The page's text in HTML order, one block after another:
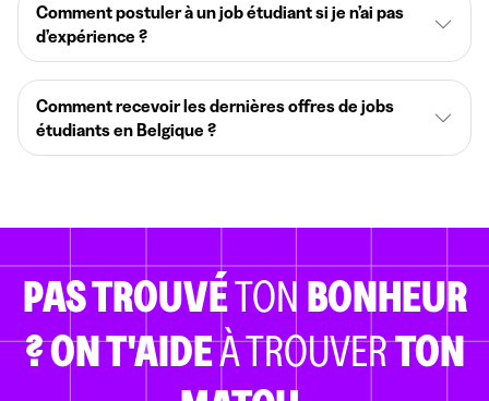
Comment postuler à un job étudiant si je n’ai pas
d’expérience ?
Comment recevoir les dernières offres de jobs
étudiants en Belgique ?
PAS TROUVÉTON BONHEUR
?ON T'AIDEÀ TROUVERTON